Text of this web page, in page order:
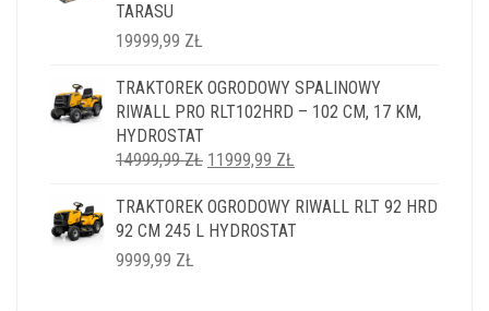
TARASU
19999,99 ZŁ
TRAKTOREK OGRODOWY SPALINOWY
RIWALL PRO RLT102HRD – 102 CM, 17 KM,
HYDROSTAT
14999,99ZŁ PIERWOTNA
WYNOSIŁA:
14999,99 ZŁ.
11999,99 ZŁ
WYNOSI:
11999,99 ZŁ.
TRAKTOREK OGRODOWY RIWALL RLT 92 HRD
92 CM 245 L HYDROSTAT
9999,99 ZŁ